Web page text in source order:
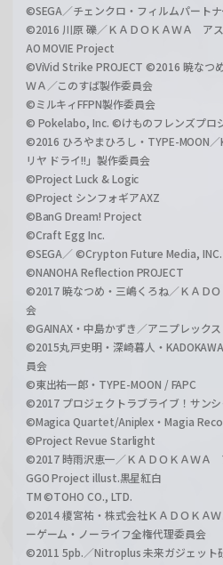
©SEGA／チェンクロ・フィルムパート
©2016 川原 礫／ＫＡＤＯＫＡＷＡ ア
AO MOVIE Project
©ViVid Strike PROJECT ©2016 暁なつ
ＷＡ／このすば製作委員会
©ミルキィFFPN製作委員会
© Pokelabo, Inc. ©けものフレンズプロ
©2016 ひろやまひろし・TYPE-MOON
リヤ ドライ!!」製作委員会
©Project Luck & Logic
©Project シンフォギアAXZ
©BanG Dream! Project
©Craft Egg Inc.
©SEGA／ ©Crypton Future Media,
©NANOHA Reflection PROJECT
©2017 暁なつめ・三嶋くろね／ＫＡＤ
会
©GAINAX・中島かずき／アニプレック
©2015丸戸史明・深崎暮人・
員会
©東出祐一郎・TYPE-MOON / FAPC
©2017 プロジェクトラブライブ！サンシ
©Magica Quartet/Aniplex・Magia
©Project Revue Starlight
©2017 時雨沢恵一／ＫＡＤＯＫＡＷＡ
GGO Project illust.黒星紅白
TM ©TOHO CO., LTD.
©2014 榎宮祐・株式会社ＫＡＤＯＫＡ
ーゲーム・ノーライフ全権代理委員会
©2011 5pb.／Nitroplus 未来ガジェット